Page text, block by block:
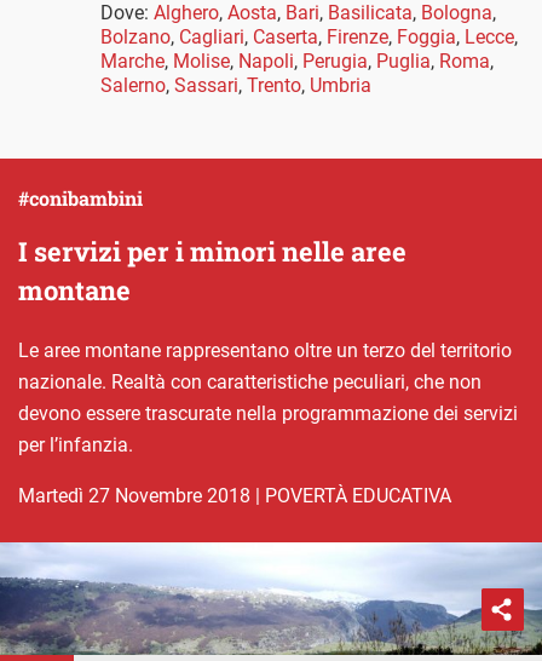
Dove: Alghero, Aosta, Bari, Basilicata, Bologna,
Bolzano, Cagliari, Caserta, Firenze, Foggia, Lecce,
Marche, Molise, Napoli, Perugia, Puglia, Roma,
Salerno, Sassari, Trento, Umbria
I servizi per i minori nelle aree
montane
#conibambini
Le aree montane rappresentano oltre un terzo del territorio
nazionale. Realtà con caratteristiche peculiari, che non
devono essere trascurate nella programmazione dei servizi
per l’infanzia.
martedì 27 Novembre 2018 | POVERTÀ EDUCATIVA